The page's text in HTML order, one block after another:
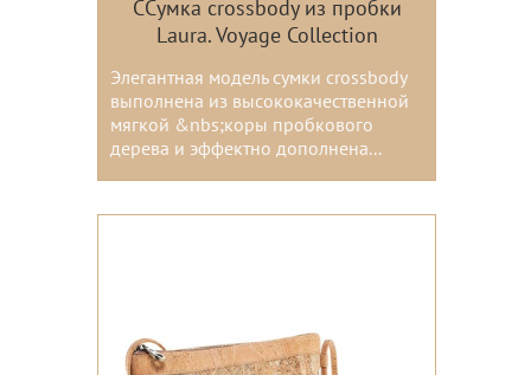
ССумка crossbody из пробки
Laura. Voyage Collection
Элегантная модель сумки crossbody
выполнена из высококачественной
мягкой &nbs;коры пробкового
дерева и эффектно дополнена...
Цвета: